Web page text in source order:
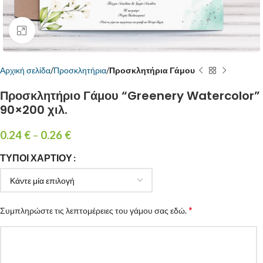
Κάντε κλικ για μεγέθυνση
Αρχική σελίδα Προσκλητήρια Προσκλητήρια Γάμου
Προσκλητήριο Γάμου “Greenery Watercolor”
90×200 χιλ.
0.24 € – 0.26 €
ΤΎΠΟΙ ΧΑΡΤΙΟΎ
Συμπληρώστε τις λεπτομέρειες του γάμου σας εδώ.*